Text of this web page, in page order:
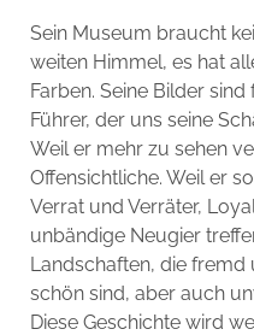
Sein Museum braucht
weiten Himmel, es hat
Farben. Seine Bilder
Führer, der uns seine
Weil er mehr zu sehen
Offensichtliche. Weil er
Verrat und Verräter,
unbändige Neugier
Landschaften, die
schön sind, aber auch
Diese Geschichte wird